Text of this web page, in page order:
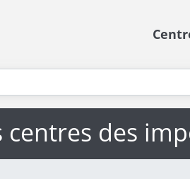
centres des